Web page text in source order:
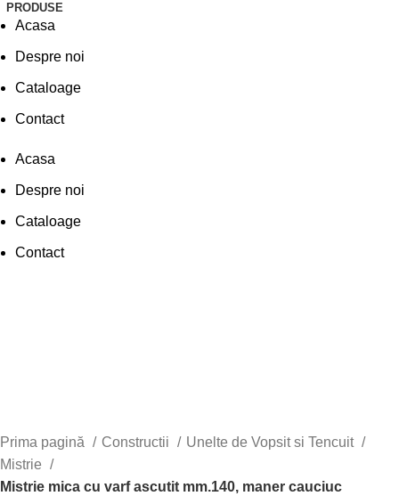
PRODUSE
Acasa
Despre noi
Cataloage
Contact
Acasa
Despre noi
Cataloage
Contact
Prima pagină Constructii
Unelte de Vopsit si Tencuit
Mistrie
Mistrie mica cu varf ascutit mm.140, maner cauciuc